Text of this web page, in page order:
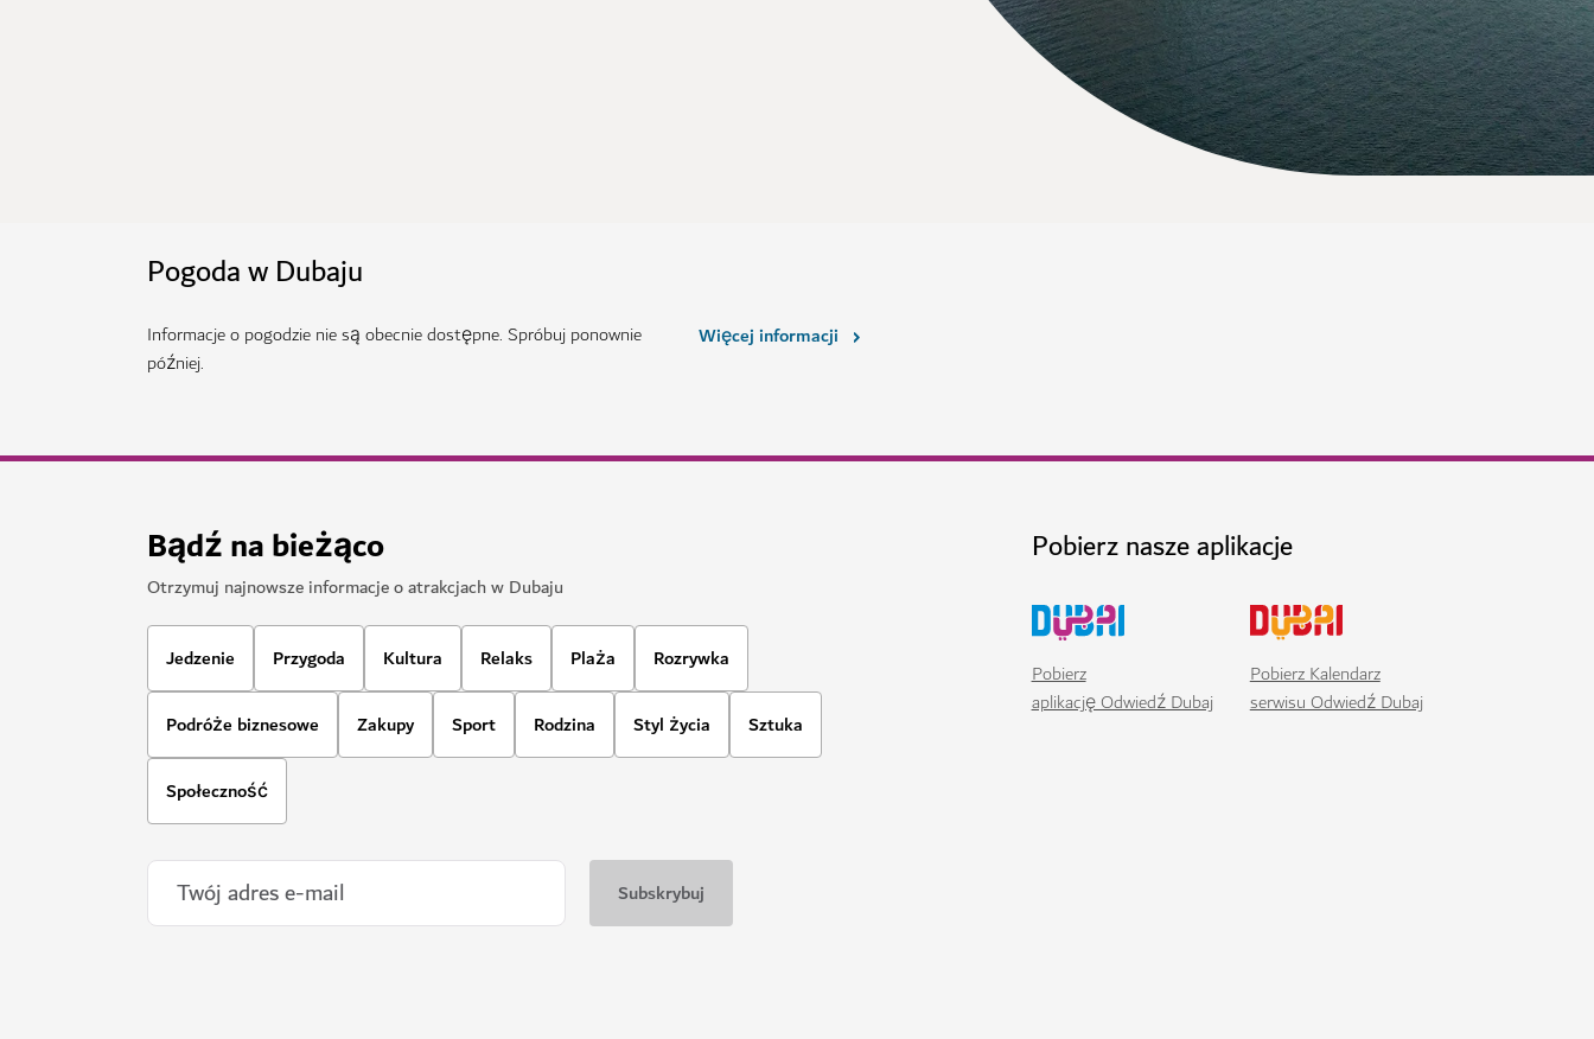
Pogoda w Dubaju
Informacje o pogodzie nie są obecnie dostępne. Spróbuj ponownie
później.
Więcej informacji
Bądź na bieżąco
Otrzymuj najnowsze informacje o atrakcjach w Dubaju
Jedzenie Przygoda Kultura Relaks Plaża Rozrywka
Podróże biznesowe Zakupy Sport Rodzina Styl życia Sztuka
Społeczność
Pobierz nasze aplikacje
Pobierz
aplikację Odwiedź Dubaj
Pobierz Kalendarz
serwisu Odwiedź Dubaj